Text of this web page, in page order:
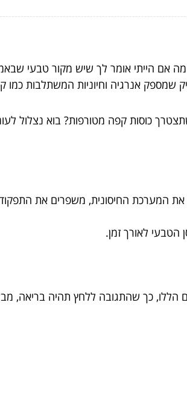
מה אם הייתי אומר לך שיש מקור טבעי
אנרגיה וחיוניות המשתלבות כמו
כוסות קפה מטורפות? בוא נצלול
את המערכת החיסונית, משפרים את
הטבעי לאורך זמן.
הללו, כך שהתגובה ללחץ תהיה בריאה,